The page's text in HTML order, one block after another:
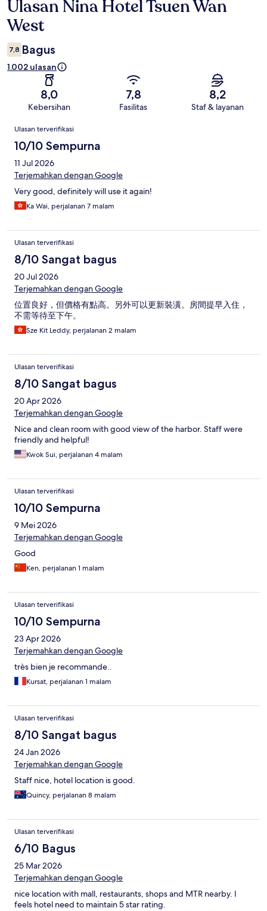
Ulasan
Ulasan Nina Hotel Tsuen Wan
West
7,8 Bagus
1.002 ulasan
8,0
Kebersihan
7,8
Fasilitas
8,2
Staf & layanan
Ulasan
Ulasan terverifikasi
10/10 Sempurna
11 Jul 2026
Terjemahkan dengan Google
Very good, definitely will use it again!
Ka Wai, perjalanan 7 malam
Ulasan terverifikasi
8/10 Sangat bagus
20 Jul 2026
Terjemahkan dengan Google
位置良好，但價格有點高。另外可以更新裝潢。房間提早入住，
不需等待至下午。
Sze Kit Leddy, perjalanan 2 malam
Ulasan terverifikasi
8/10 Sangat bagus
20 Apr 2026
Terjemahkan dengan Google
Nice and clean room with good view of the harbor. Staff were
friendly and helpful!
Kwok Sui, perjalanan 4 malam
Ulasan terverifikasi
10/10 Sempurna
9 Mei 2026
Terjemahkan dengan Google
Good
Ken, perjalanan 1 malam
Ulasan terverifikasi
10/10 Sempurna
23 Apr 2026
Terjemahkan dengan Google
très bien je recommande..
Kursat, perjalanan 1 malam
Ulasan terverifikasi
8/10 Sangat bagus
24 Jan 2026
Terjemahkan dengan Google
Staff nice, hotel location is good.
Quincy, perjalanan 8 malam
Ulasan terverifikasi
6/10 Bagus
25 Mar 2026
Terjemahkan dengan Google
nice location with mall, restaurants, shops and MTR nearby. I
feels hotel need to maintain 5 star rating.